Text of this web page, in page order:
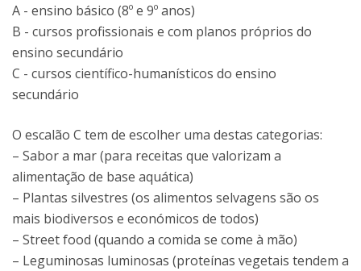
A - ensino básico (8º e 9º anos)
B - cursos profissionais e com planos próprios do
ensino secundário
C - cursos científico-humanísticos do ensino
secundário
O escalão C tem de escolher uma destas categorias:
– Sabor a mar (para receitas que valorizam a
alimentação de base aquática)
– Plantas silvestres (os alimentos selvagens são os
mais biodiversos e económicos de todos)
– Street food (quando a comida se come à mão)
– Leguminosas luminosas (proteínas vegetais tendem a